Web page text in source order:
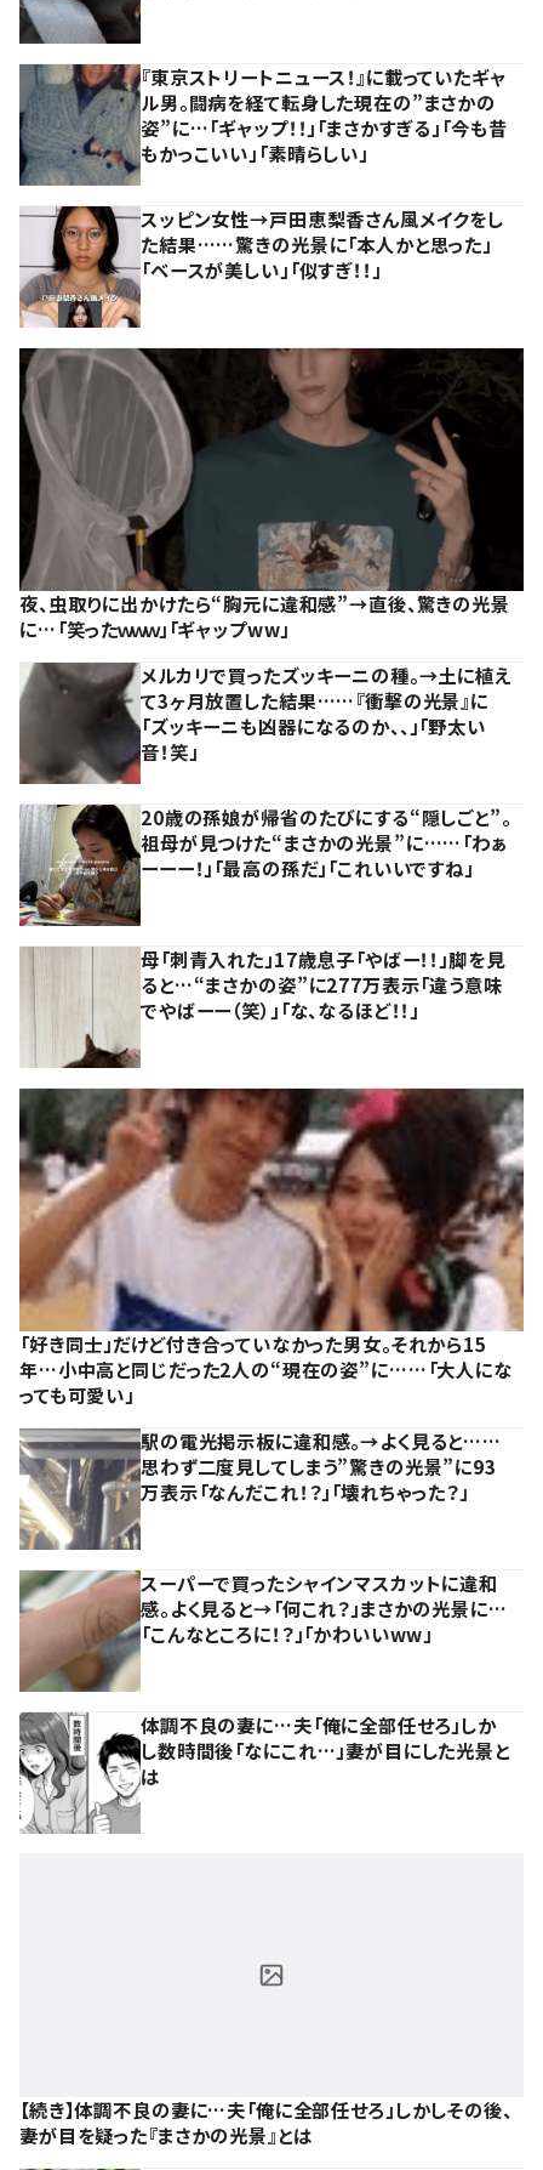
『東京ストリートニュース！』に載っていたギャ
ル男。闘病を経て転身した現在の”まさかの
姿”に…「ギャップ！！」「まさかすぎる」「今も昔
もかっこいい」「素晴らしい」
スッピン女性→戸田恵梨香さん風メイクをし
た結果……驚きの光景に「本人かと思った」
「ベースが美しい」「似すぎ！！」
夜、虫取りに出かけたら“胸元に違和感”→直後、驚きの光景
に…「笑ったｗｗｗ」「ギャップww」
メルカリで買ったズッキーニの種。→土に植え
て3ヶ月放置した結果……『衝撃の光景』に
「ズッキーニも凶器になるのか、、」「野太い
音！笑」
20歳の孫娘が帰省のたびにする“隠しごと”。
祖母が見つけた“まさかの光景”に……「わぁ
ーーー！」「最高の孫だ」「これいいですね」
母「刺青入れた」17歳息子「やばー！！」脚を見
ると…“まさかの姿”に277万表示「違う意味
でやばーー（笑）」「な、なるほど！！」
「好き同士」だけど付き合っていなかった男女。それから15
年…小中高と同じだった2人の“現在の姿”に……「大人にな
っても可愛い」
駅の電光掲示板に違和感。→よく見ると……
思わず二度見してしまう”驚きの光景”に93
万表示「なんだこれ！？」「壊れちゃった？」
スーパーで買ったシャインマスカットに違和
感。よく見ると→「何これ？」まさかの光景に…
「こんなところに！？」「かわいいww」
体調不良の妻に…夫「俺に全部任せろ」しか
し数時間後「なにこれ…」妻が目にした光景と
は
【続き】体調不良の妻に…夫「俺に全部任せろ」しかしその後、
妻が目を疑った『まさかの光景』とは